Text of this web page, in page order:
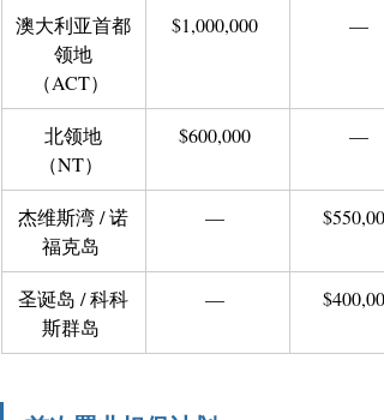
澳大利亚首都
领地
（ACT）
$1,000,000 —
北领地
（NT）
$600,000 —
杰维斯湾 / 诺
福克岛
—
圣诞岛 / 科科
斯群岛
—